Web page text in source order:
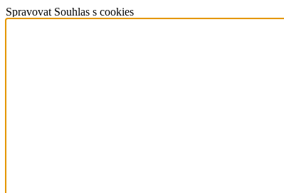
Spravovat Souhlas s cookies